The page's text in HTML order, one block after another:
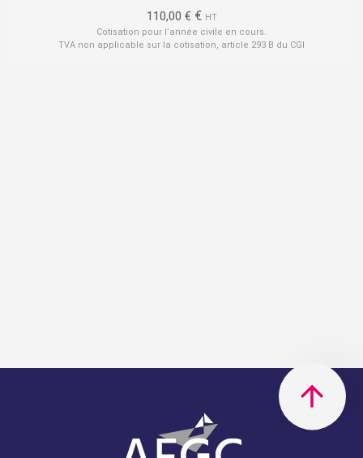
110,00 € € HT
Cotisation pour l’année civile en cours.
TVA non applicable sur la cotisation, article 293 B du CGI